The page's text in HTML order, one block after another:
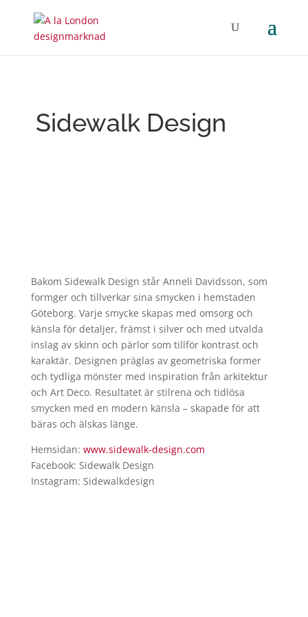
Sidewalk Design
Bakom Sidewalk Design står Anneli Davidsson, som
formger och tillverkar sina smycken i hemstaden
Göteborg. Varje smycke skapas med omsorg och
känsla för detaljer, främst i silver och med utvalda
inslag av skinn och pärlor som tillför kontrast och
karaktär. Designen präglas av geometriska former
och tydliga mönster med inspiration från arkitektur
och Art Deco. Resultatet är stilrena och tidlösa
smycken med en modern känsla – skapade för att
bäras och älskas länge.
Hemsidan: www.sidewalk-design.com
Facebook: Sidewalk Design
Instagram: Sidewalkdesign